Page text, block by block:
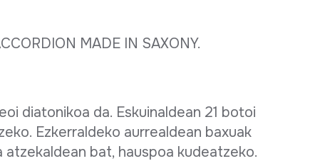
MADE IN SAXONY.
diatonikoa da. Eskuinaldean 21 botoi
Ezkerraldeko aurrealdean baxuak
bat, hauspoa kudeatzeko.